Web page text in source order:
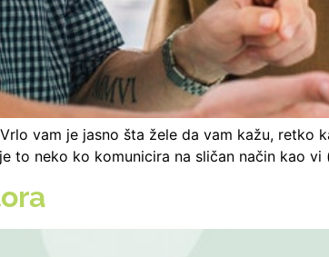
vam je jasno šta žele da vam kažu, retko
to neko ko komunicira na sličan način kao vi